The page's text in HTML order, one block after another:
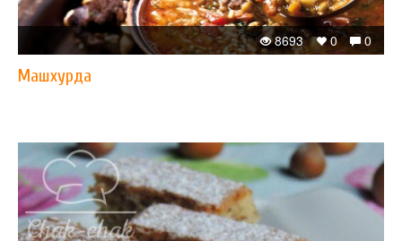
0
0
8693
Машхурда